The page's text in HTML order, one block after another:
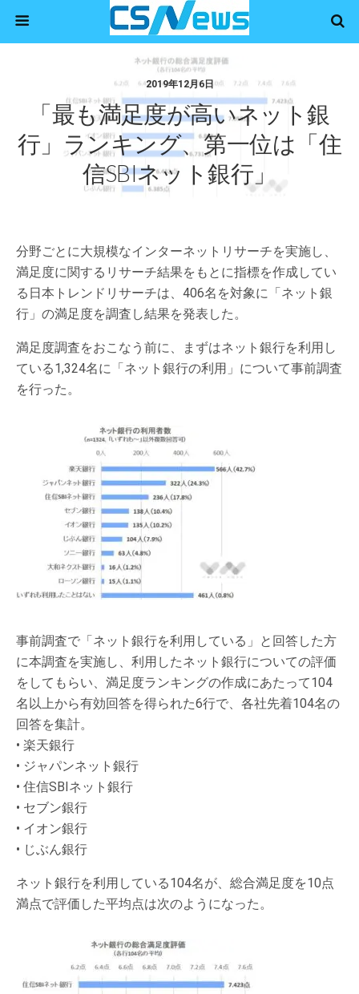
2019年12月6日
「最も満足度が高いネット銀
行」ランキング、第一位は「住
信SBIネット銀行」
分野ごとに大規模なインターネットリサーチを実施し、
満足度に関するリサーチ結果をもとに指標を作成してい
る日本トレンドリサーチは、406名を対象に「ネット銀
行」の満足度を調査し結果を発表した。
満足度調査をおこなう前に、まずはネット銀行を利用し
ている1,324名に「ネット銀行の利用」について事前調査
を行った。
事前調査で「ネット銀行を利用している」と回答した方
に本調査を実施し、利用したネット銀行についての評価
をしてもらい、満足度ランキングの作成にあたって104
名以上から有効回答を得られた6行で、各社先着104名の
回答を集計。
• 楽天銀行
• ジャパンネット銀行
• 住信SBIネット銀行
• セブン銀行
• イオン銀行
• じぶん銀行
ネット銀行を利用している104名が、総合満足度を10点
満点で評価した平均点は次のようになった。